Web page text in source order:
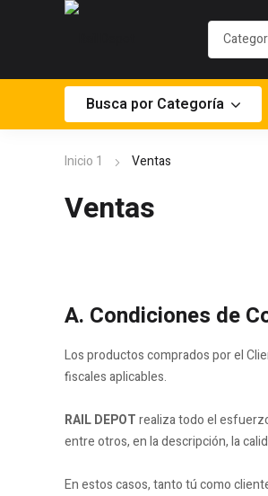
Busca por Categoría
Inicio 1 Ventas
Ventas
A. Condiciones de
Los productos comprados por el
fiscales aplicables.
RAIL DEPOTrealiza todo el
entre otros, en la descripción, la
En estos casos, tanto tú como